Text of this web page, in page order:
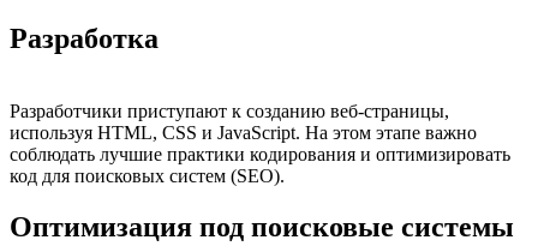
Разработка
Разработчики приступают к созданию веб-страницы,
используя HTML, CSS и JavaScript. На этом этапе важно
соблюдать лучшие практики кодирования и оптимизировать
код для поисковых систем (SEO).
Оптимизация под поисковые системы